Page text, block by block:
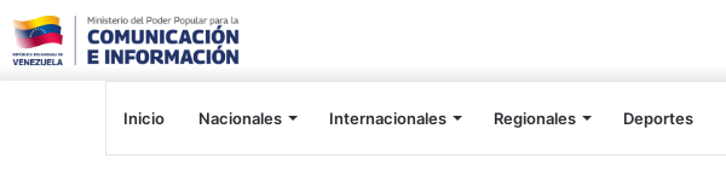
Inicio Nacionales Internacionales Regionales Deportes